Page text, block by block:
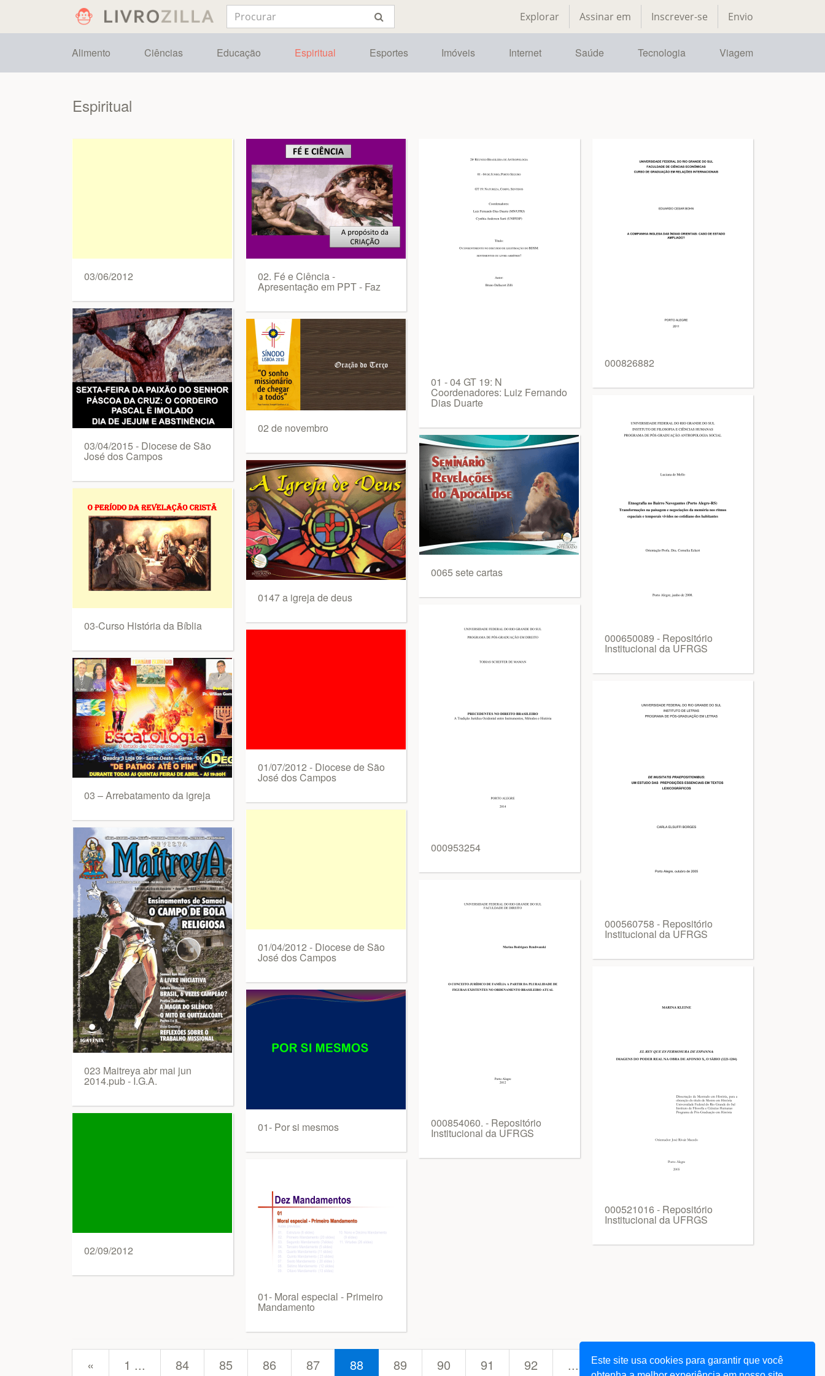
Este site usa cookies para garantir que você
Explorar Assinar em Inscrever-se Envio
Alimento Ciências Educação Espiritual Esportes Imóveis Internet Saúde Tecnologia Viagem
Espiritual
03/06/2012
03/04/2015 - Diocese de São
José dos Campos
03-Curso História da Bíblia
03 – Arrebatamento da igreja
023 Maitreya abr mai jun
2014.pub - I.G.A.
02/09/2012
02. Fé e Ciência -
Apresentação em PPT - Faz
02 de novembro
0147 a igreja de deus
01/07/2012 - Diocese de São
José dos Campos
01/04/2012 - Diocese de São
José dos Campos
01- Por si mesmos
01- Moral especial - Primeiro
Mandamento
01 - 04 GT 19: N
Coordenadores: Luiz Fernando
Dias Duarte
0065 sete cartas
000953254
000854060. - Repositório
Institucional da UFRGS
000826882
000650089 - Repositório
Institucional da UFRGS
000560758 - Repositório
Institucional da UFRGS
000521016 - Repositório
Institucional da UFRGS
« 1 ... 84 85 86 87 88 89 90 91 92 ... 247 »next